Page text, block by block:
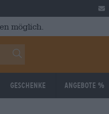
möglich.
Geschenke Angebote %